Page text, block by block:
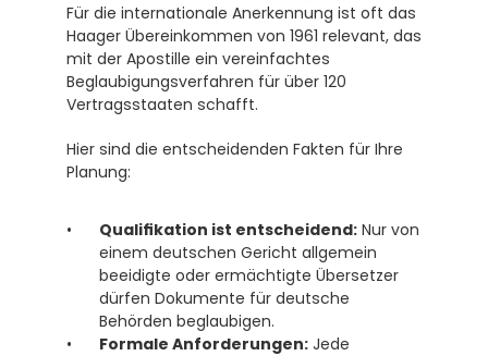
Für die internationale Anerkennung ist oft das
Haager Übereinkommen von 1961 relevant, das
mit der Apostille ein vereinfachtes
Beglaubigungsverfahren für über 120
Vertragsstaaten schafft.
Hier sind die entscheidenden Fakten für Ihre
Planung:
Qualifikation ist entscheidend: Nur von
einem deutschen Gericht allgemein
beeidigte oder ermächtigte Übersetzer
dürfen Dokumente für deutsche
Behörden beglaubigen.
Formale Anforderungen: Jede